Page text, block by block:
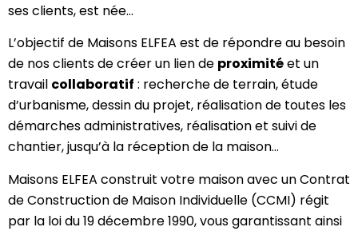
ses clients, est née…
L’objectif de Maisons ELFEA est de répondre au besoin
de nos clients de créer un lien de proximitéet un
travail collaboratif : recherche de terrain, étude
d’urbanisme, dessin du projet, réalisation de toutes les
démarches administratives, réalisation et suivi de
chantier, jusqu’à la réception de la maison…
Maisons ELFEA construit votre maison avec un Contrat
de Construction de Maison Individuelle (CCMI) régit
par la loi du 19 décembre 1990, vous garantissant ainsi